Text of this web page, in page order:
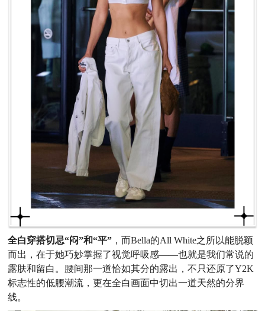
全白穿搭切忌“闷”和“平” ，而Bella的All White之所以能脱颖
而出，在于她巧妙掌握了视觉呼吸感——也就是我们常说的
露肤和留白。腰间那一道恰如其分的露出，不只还原了Y2K
标志性的低腰潮流，更在全白画面中切出一道天然的分界
线。